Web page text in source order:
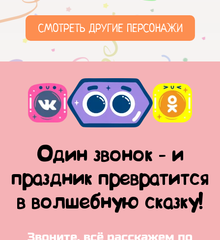
СМОТРЕТЬ ДРУГИЕ ПЕРСОНАЖИ
Один звонок - и
праздник превратится
в волшебную сказку!